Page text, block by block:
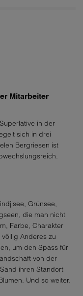
Mitarbeiter
in der
sich in drei
Bergriesen ist
Grünsee,
die man nicht
Farbe, Charakter
Anderes zu
um den Spass für
von der
ihren Standort
Und so weiter.